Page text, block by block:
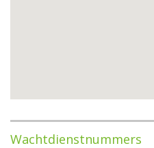
Wachtdienstnummers